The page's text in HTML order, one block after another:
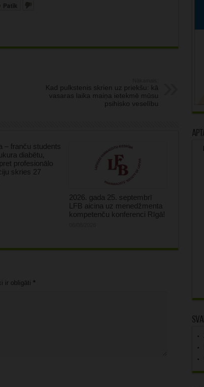
Patīk
Kad pulkstenis skrien uz priekšu: kā
vasaras laika maiņa ietekmē mūsu
psihisko veselību
– franču students
diabētu,
profesionālo
skries 27
2026. gada 25. septembrī
LFB aicina uz menedžmenta
kompetenču konferenci Rīgā!
ir obligāti *